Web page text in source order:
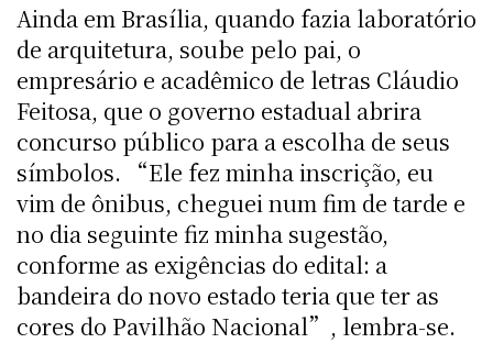
Ainda em Brasília, quando fazia laboratório
de arquitetura, soube pelo pai, o
empresário e acadêmico de letras Cláudio
Feitosa, que o governo estadual abrira
concurso público para a escolha de seus
símbolos. “Ele fez minha inscrição, eu
vim de ônibus, cheguei num fim de tarde e
no dia seguinte fiz minha sugestão,
conforme as exigências do edital: a
bandeira do novo estado teria que ter as
cores do Pavilhão Nacional”, lembra-se.